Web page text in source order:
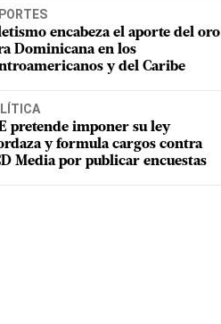
encabeza el aporte del oro
Dominicana en los
y del Caribe
pretende imponer su ley
y formula cargos contra
Media por publicar encuestas